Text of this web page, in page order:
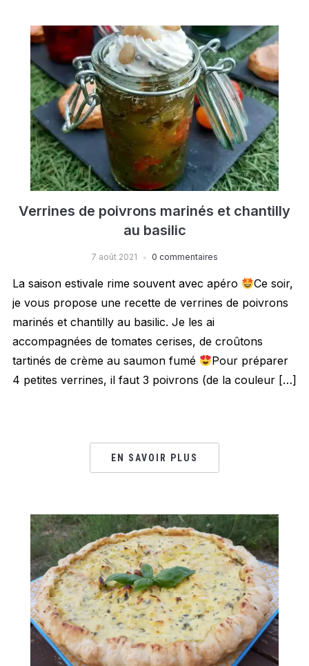
Verrines de poivrons marinés et chantilly
au basilic
7 août 2021 0 commentaires
La saison estivale rime souvent avec apéro
Ce soir,
je vous propose une recette de verrines de poivrons
marinés et chantilly au basilic. Je les ai
accompagnées de tomates cerises, de croûtons
tartinés de crème au saumon fumé
Pour préparer
4 petites verrines, il faut 3 poivrons (de la couleur […]
EN SAVOIR PLUS